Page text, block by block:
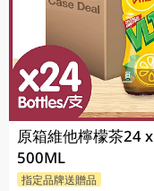
原箱維他檸檬茶24 x
500ML
指定品牌送贈品